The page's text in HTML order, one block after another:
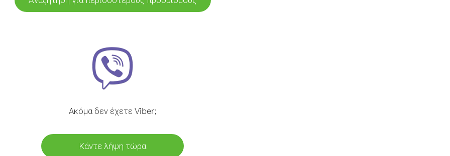
Ακόμα δεν έχετε Viber;
Κάντε λήψη τώρα